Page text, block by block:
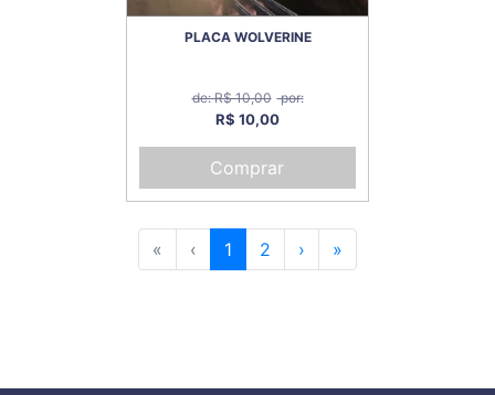
PLACA WOLVERINE
de: R$ 10,00 por:
R$ 10,00
Comprar
« ‹ 1 2 › »